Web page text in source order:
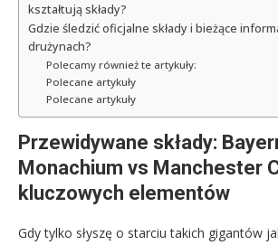
kształtują składy?
Gdzie śledzić oficjalne składy i bieżące
drużynach?
Polecamy również te artykuły:
Polecane artykuły
Polecane artykuły
Przewidywane składy:
Monachium vs Manchester
kluczowych elementów
Gdy tylko słyszę o starciu takich gigantów